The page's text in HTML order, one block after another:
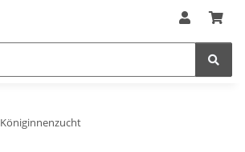
Königinnenzucht